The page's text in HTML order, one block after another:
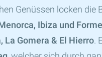
Genüssen locken die
Ibiza und
La Gomera & El Hierro